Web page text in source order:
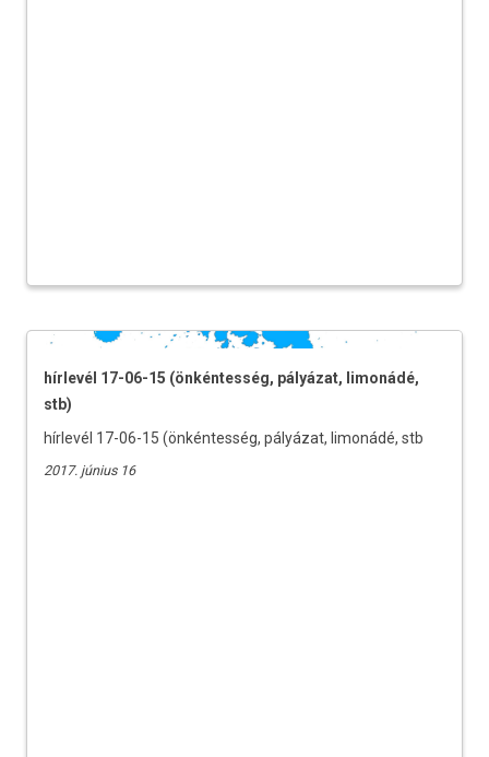
hírlevél 17-06-15 (önkéntesség, pályázat, limonádé,
stb)
hírlevél 17-06-15 (önkéntesség, pályázat, limonádé, stb
2017. június 16